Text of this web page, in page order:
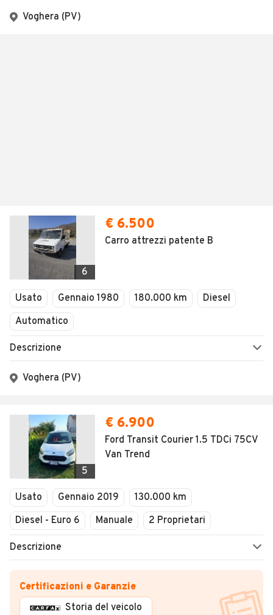
Voghera (PV)
6
€ 6.500
Carro attrezzi patente B
Usato Gennaio 1980 180.000 km
Diesel
Automatico
Descrizione
Voghera (PV)
5
€ 6.900
Ford Transit Courier 1.5 TDCi 75CV
Van Trend
Usato Gennaio 2019
130.000 km
Diesel - Euro 6
Manuale 2 Proprietari
Descrizione
Certificazioni e Garanzie
Storia del veicolo